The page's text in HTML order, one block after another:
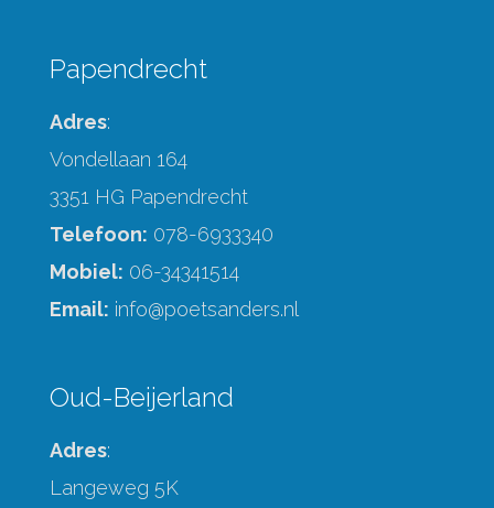
Papendrecht
Adres:
Vondellaan 164
3351 HG Papendrecht
Telefoon: 078-6933340
Mobiel: 06-34341514
Email: info@poetsanders.nl
Oud-Beijerland
Adres:
Langeweg 5K